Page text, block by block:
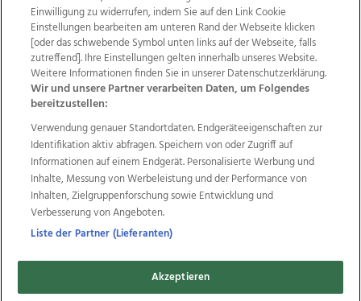
Wir über uns Mediadaten Kontakt
Jobs
Datenschutz
Impressum
AGB Anzeigekunden
AGB Website
Ehrenkodex Politische Werbung
Weitere Angebote des Medienhauses Wimmer
TV1 di-mog-i.at OÖNow
Ischler Woche
Life Radio
OÖNachrichten
OÖN Immobilien
OÖN Karriere
OÖN Reise
Promenaden Galerien
Regionaljobs
wasistlos.at
Copyrights © 2026 Tips Zeitungs GmbH & Co KG
Einwilligung zu widerrufen, indem Sie auf den Link Cookie
Einstellungen bearbeiten am unteren Rand der Webseite klicken
[oder das schwebende Symbol unten links auf der Webseite, falls
zutreffend]. Ihre Einstellungen gelten innerhalb unseres Website.
Weitere Informationen finden Sie in unserer Datenschutzerklärung.
Wir und unsere Partner verarbeiten Daten, um Folgendes
bereitzustellen:
Verwendung genauer Standortdaten. Endgeräteeigenschaften zur
Identifikation aktiv abfragen. Speichern von oder Zugriff auf
Informationen auf einem Endgerät. Personalisierte Werbung und
Inhalte, Messung von Werbeleistung und der Performance von
Inhalten, Zielgruppenforschung sowie Entwicklung und
Verbesserung von Angeboten.
Liste der Partner (Lieferanten)
Akzeptieren